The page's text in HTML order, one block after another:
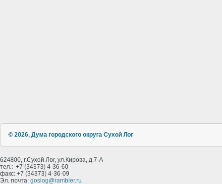
© 2026, Дума городского округа Сухой Лог
624800, г.Сухой Лог, ул.Кирова, д.7-А
тел.: +7 (34373) 4-36-60
факс: +7 (34373) 4-36-09
Эл. почта: goslog@rambler.ru